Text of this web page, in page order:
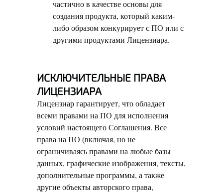
частично в качестве основы для
создания продукта, который каким-
либо образом конкурирует с ПО или с
другими продуктами Лицензиара.
ИСКЛЮЧИТЕЛЬНЫЕ ПРАВА
ЛИЦЕНЗИАРА
Лицензиар гарантирует, что обладает
всеми правами на ПО для исполнения
условий настоящего Соглашения. Все
права на ПО (включая, но не
ограничиваясь правами на любые базы
данных, графические изображения, тексты,
дополнительные программы, а также
другие объекты авторского права,